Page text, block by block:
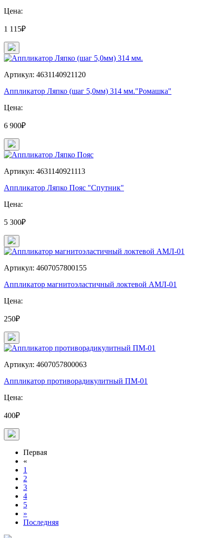
Цена:
1 115₽
Артикул: 4631140921120
Аппликатор Ляпко (шаг 5,0мм) 314 мм."Ромашка"
Цена:
6 900₽
Артикул: 4631140921113
Аппликатор Ляпко Пояс "Спутник"
Цена:
5 300₽
Артикул: 4607057800155
Аппликатор магнитоэластичный локтевой АМЛ-01
Цена:
250₽
Артикул: 4607057800063
Аппликатор противорадикулитный ПМ-01
Цена:
400₽
Первая
«
1
2
3
4
5
»
Последняя